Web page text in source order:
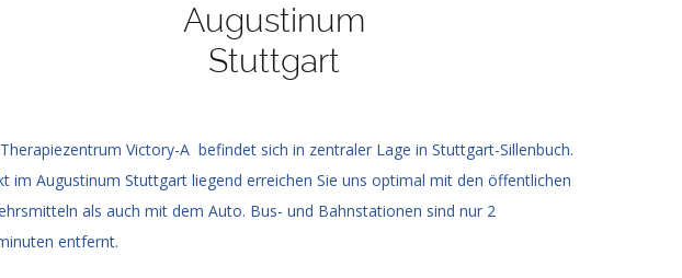
Augustinum
Stuttgart
Victory-A befindet sich in zentraler Lage in Stuttgart-Sillenbuch.
im Augustinum Stuttgart liegend erreichen Sie uns optimal mit den öffentlichen
als auch mit dem Auto. Bus- und Bahnstationen sind nur 2
entfernt.